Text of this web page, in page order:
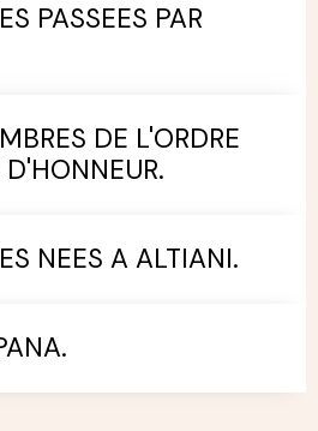
PASSEES PAR
DE L'ORDRE
NEES A ALTIANI.